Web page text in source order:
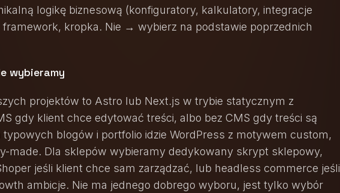
logikę biznesową (konfiguratory, kalkulatory, integracje
kropka. Nie → wybierz na podstawie poprzednich
wybieramy
projektów to Astro lub Next.js w trybie statycznym z
gdy klient chce edytować treści, albo bez CMS gdy treści są
typowych blogów i portfolio idzie WordPress z motywem custom,
made. Dla sklepów wybieramy dedykowany skrypt sklepowy,
jeśli klient chce sam zarządzać, lub headless commerce jeśli
ambicje. Nie ma jednego dobrego wyboru, jest tylko wybór